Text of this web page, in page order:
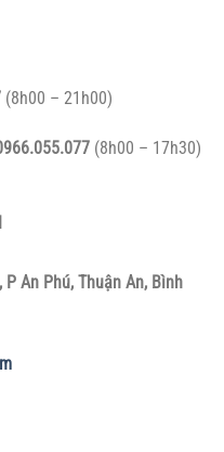
(8h00 – 21h00)
(8h00 – 17h30)
P An Phú, Thuận An, Bình